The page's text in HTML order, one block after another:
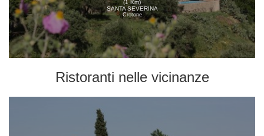
(1 Km)
SANTA SEVERINA
Crotone
Ristoranti nelle vicinanze